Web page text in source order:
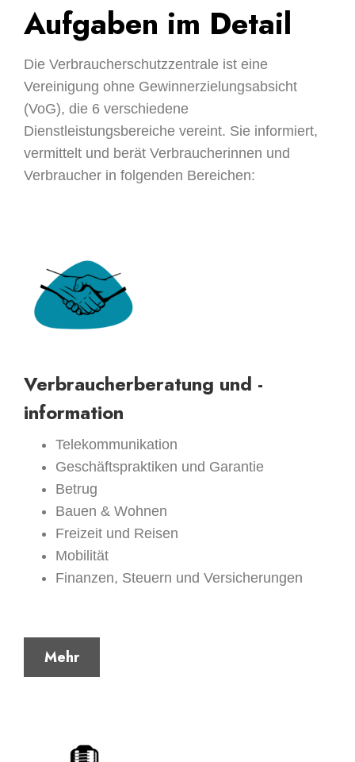
Aufgaben im Detail
Die Verbraucherschutzzentrale ist eine
Vereinigung ohne Gewinnerzielungsabsicht
(VoG), die 6 verschiedene
Dienstleistungsbereiche vereint. Sie informiert,
vermittelt und berät Verbraucherinnen und
Verbraucher in folgenden Bereichen:
Verbraucherberatung und -
information
Telekommunikation
Geschäftspraktiken und Garantie
Betrug
Bauen & Wohnen
Freizeit und Reisen
Mobilität
Finanzen, Steuern und Versicherungen
Mehr